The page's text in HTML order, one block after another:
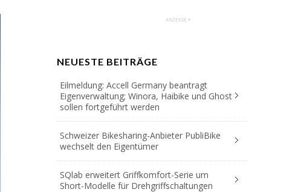
NEUESTE BEITRÄGE
Eilmeldung: Accell Germany beantragt
Eigenverwaltung; Winora, Haibike und Ghost
sollen fortgeführt werden
Schweizer Bikesharing-Anbieter PubliBike
wechselt den Eigentümer
SQlab erweitert Griffkomfort-Serie um
Short-Modelle für Drehgriffschaltungen